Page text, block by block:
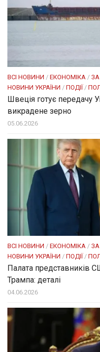
ВСІ НОВИНИ / ЕКОНОМІКА /
НОВИНИ УКРАЇНИ / ПОДІЇ/
Швеція готує передачу
викрадене зерно
05.06.2026
ВСІ НОВИНИ / ЕКОНОМІКА /
НОВИНИ УКРАЇНИ / ПОДІЇ/
Палата представників
Трампа: деталі
04.06.2026